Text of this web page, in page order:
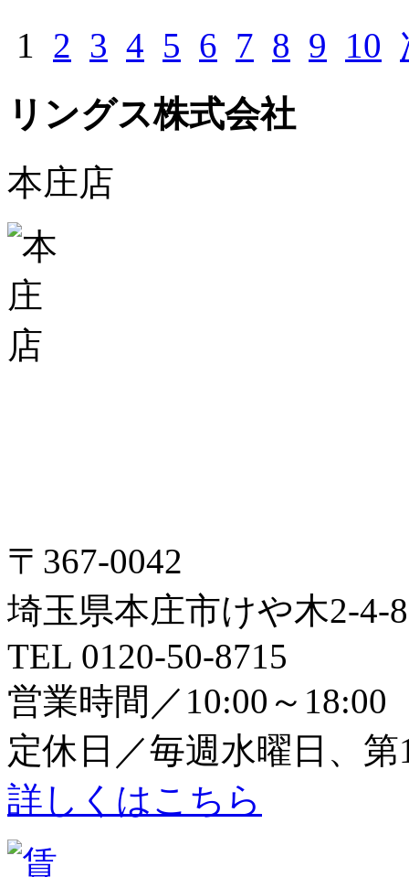
1 2 3 4 5 6 7 8 9 10
リングス株式会社
本庄店
〒367-0042
埼玉県本庄市けや木2-4-8
TEL 0120-50-8715
営業時間／10:00～18:00
定休日／毎週水曜日、
詳しくはこちら